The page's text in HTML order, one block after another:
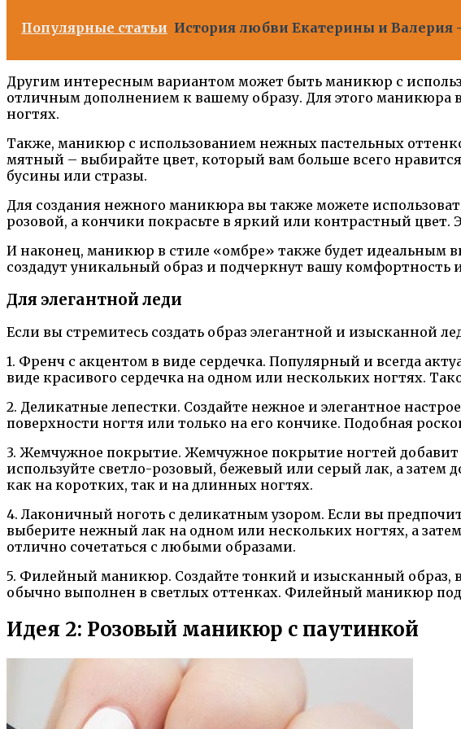
Популярные статьи История любви Екатерины и
Другим интересным вариантом может быть маникюр с
отличным дополнением к вашему образу. Для этого маникюра
ногтях.
Также, маникюр с использованием нежных пастельных
мятный – выбирайте цвет, который вам больше всего
бусины или стразы.
Для создания нежного маникюра вы также можете
розовой, а кончики покрасьте в яркий или контрастный
И наконец, маникюр в стиле «омбре» также будет идеальным
создадут уникальный образ и подчеркнут вашу комфортность
Для элегантной леди
Если вы стремитесь создать образ элегантной и изысканной
1. Френч с акцентом в виде сердечка. Популярный и всегда
виде красивого сердечка на одном или нескольких ногтях.
2. Деликатные лепестки. Создайте нежное и элегантное
поверхности ногтя или только на его кончике. Подобная
3. Жемчужное покрытие. Жемчужное покрытие ногтей добавит
используйте светло-розовый, бежевый или серый лак, а
как на коротких, так и на длинных ногтях.
4. Лаконичный ноготь с деликатным узором. Если вы
выберите нежный лак на одном или нескольких ногтях, а
отлично сочетаться с любыми образами.
5. Филейный маникюр. Создайте тонкий и изысканный
обычно выполнен в светлых оттенках. Филейный маникюр
Идея 2: Розовый маникюр с паутинкой